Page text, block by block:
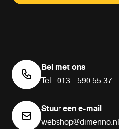
Bel met ons
Tel.: 013 - 590 55 37
Stuur een e-mail
webshop@dimenno.nl